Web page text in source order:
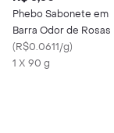
Phebo Sabonete em
Barra Odor de Rosas
(R$0.0611/g)
1 X 90 g